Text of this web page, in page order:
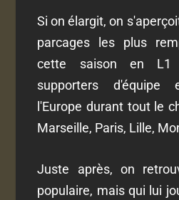
Si on élargit, on
parcages les plus
cette saison en L1
supporters d'équipe
l'Europe durant tout le
Marseille, Paris, Lille,
Juste après, on
populaire, mais qui lui